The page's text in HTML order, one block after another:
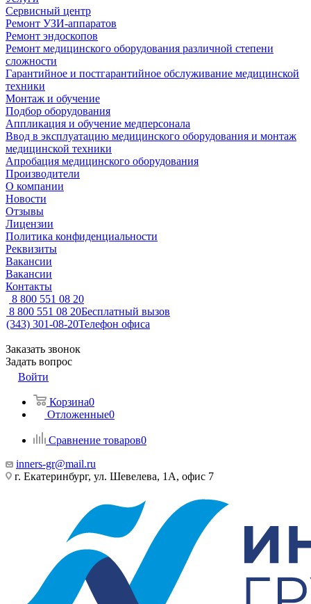
Сервисный центр
Ремонт УЗИ-аппаратов
Ремонт эндоскопов
Ремонт медицинского оборудования различной степени
сложности
Гарантийное и постгарантийное обслуживание медицинской
техники
Монтаж и обучение
Подбор оборудования
Аппликация и обучение медперсонала
Ввод в эксплуатацию медицинского оборудования и монтаж
медицинской техники
Апробация медицинского оборудования
Производители
О компании
Новости
Отзывы
Лицензии
Политика конфиденциальности
Реквизиты
Вакансии
Вакансии
Контакты
8 800 551 08 20
8 800 551 08 20Бесплатный вызов
(343) 301-08-20Телефон офиса
Заказать звонок
Задать вопрос
Войти
Корзина0
Отложенные0
Сравнение товаров0
inners-gr@mail.ru
г. Екатеринбург, ул. Шевелева, 1А, офис 7